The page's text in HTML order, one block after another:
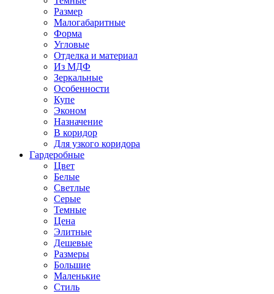
Размер
Малогабаритные
Форма
Угловые
Отделка и материал
Из МДФ
Зеркальные
Особенности
Купе
Эконом
Назначение
В коридор
Для узкого коридора
Гардеробные
Цвет
Белые
Светлые
Серые
Темные
Цена
Элитные
Дешевые
Размеры
Большие
Маленькие
Стиль